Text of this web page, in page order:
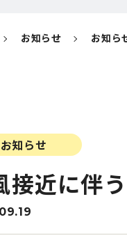
ム
お知らせ お知ら
お知らせ
接近に伴